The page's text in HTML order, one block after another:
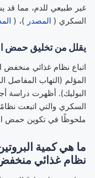
غير طبيعي للدم، مما
السكري ( المصدر )، (
يقلل من تخليق حمض
اتباع نظام غذائي منخفض
المؤلم (التهاب المفاصل
البوليك). أظهرت دراسة
السكري والتي اتبعت
ملحوظًا في تكوين حمض
ما هي كمية
نظام غذائي منخفض